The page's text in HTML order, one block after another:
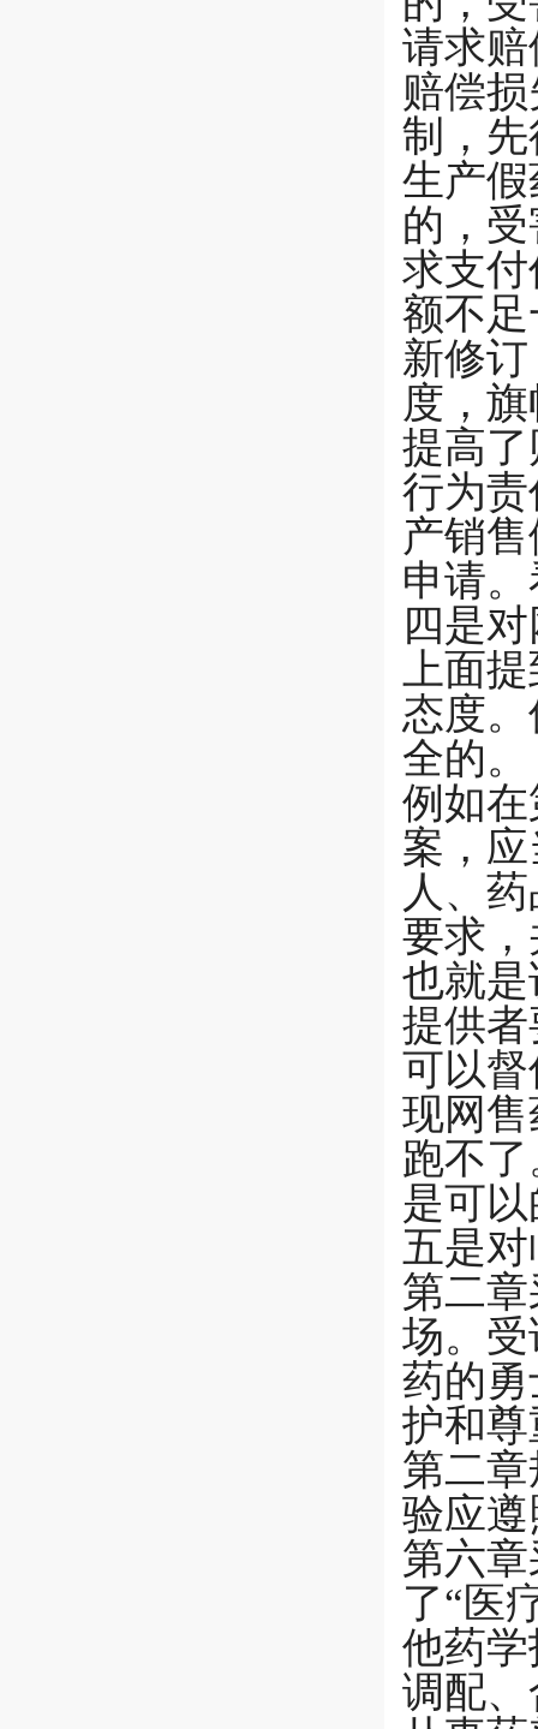
请求
赔偿
制，
生产
的，
求支
额不
新修
度，
提高
行为
产销
申请
四是
上面
态度
全的。
例如
案，
人、
要求
也就
提供
可以
现网
跑不
是可
五是
第二
场。
药的
护和
第二
验应
第六
了“医
他药
调配